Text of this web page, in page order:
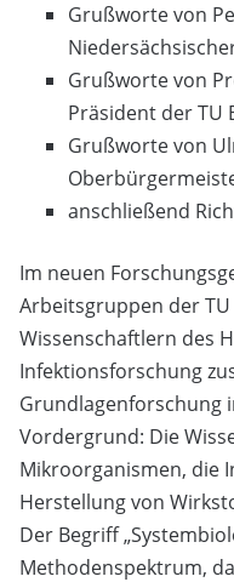
Grußworte von
Grußworte von
Präsident der TU
Grußworte von
anschließend
Im neuen
Arbeitsgruppen der
Wissenschaftlern des
Infektionsforschung
Grundlagenforschung
Vordergrund: Die
Mikroorganismen, die
Herstellung von
Der Begriff
Methodenspektrum,